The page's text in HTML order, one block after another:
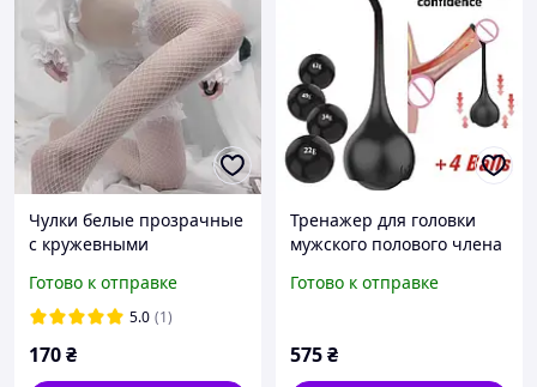
Чулки белые прозрачные
с кружевными
универсальный размер
Готово к отправке
5.0 (1)
170₴
Тренажер для головки
мужского полового члена
тренировки, повышения
Готово к отправке
575₴